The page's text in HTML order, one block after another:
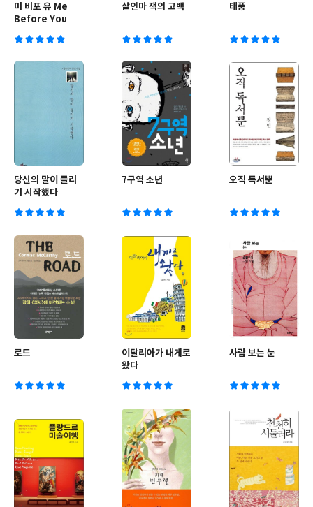
미 비포 유 Me
Before You
살인마 잭의 고백 태풍
당신의 말이 들리
기 시작했다
7구역 소년 오직 독서뿐
로드
이탈리아가 내게로
왔다
사람 보는 눈